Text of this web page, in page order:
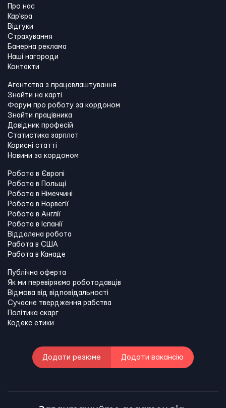
Про нас
Кар'єра
Відгуки
Страхування
Банерна реклама
Наші нагороди
Контакти
Агентства з працевлаштування
Знайти на карті
Форум про роботу за кордоном
Знайти працівника
Довідник професій
Статистика зарплат
Корисні статті
Новини за кордоном
Робота в Європі
Робота в Польщі
Робота в Німеччині
Робота в Норвегії
Робота в Англії
Робота в Іспанії
Віддалена робота
Работа в США
Работа в Канадe
Публічна оферта
Як ми перевіряємо роботодавців
Відмова від відповідальності
Сучасне твердження рабства
Політика скарг
Кодекс етики
Додати резюме Додати вакансію